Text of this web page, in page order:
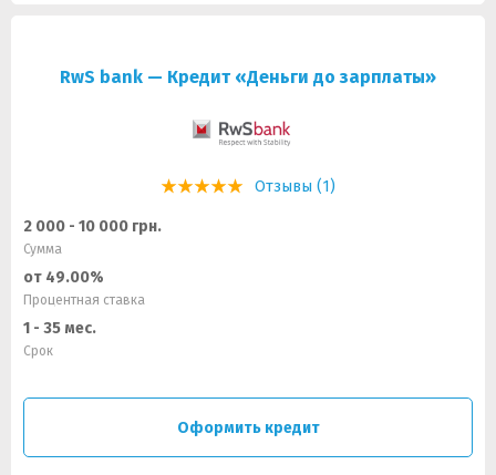
RwS bank — Кредит «Деньги до зарплаты»
Отзывы (1)
2 000 - 10 000 грн.
Сумма
от 49.00%
Процентная ставка
1 - 35 мес.
Срок
Оформить кредит